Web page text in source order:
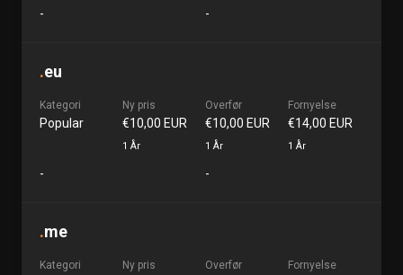
- -
.eu
Kategori
Popular
Ny pris
€10,00 EUR
1 År
Overfør
€10,00 EUR
1 År
Fornyelse
€14,00 EUR
1 År
- -
.me
Kategori Ny pris Overfør Fornyelse